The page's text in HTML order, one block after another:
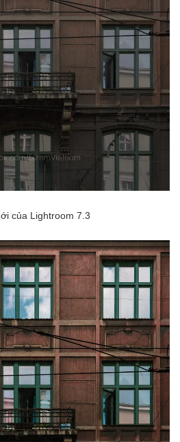
của Lightroom 7.3